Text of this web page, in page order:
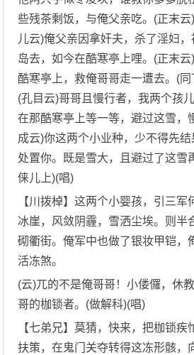
些残茶剩饭，与俺父亲吃。(正末
儿云)俺父亲因拿奸夫，杀了淫妇，
岛去，如今在酷寒亭上哩。(正末云
酷寒亭上，救俺哥哥走一遭去。(
(孔目云)哥哥且慢行者，我两个孩
在那酷寒亭上等一等，避过这雪，
成云)你这两个小业种，少不得先
处置你。既是雪大，且避过了这雪
俫儿上)(唱)
【川拨棹】这两个小婴孩，引三军
冰崖，风敛阴霾，雪洒尘埃。则半
砌衢街。俺军中也做了银妆甲铠，
活冻煞。
(云)兀的不是俺哥哥！小偻儸，休
哥的枷锁者。(做解科)(唱)
【七弟兄】莫猜，快来，把枷锁疾
扶策，在鬼门关夺转得这冻形骸，